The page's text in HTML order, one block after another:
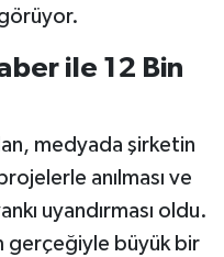
ile 12 Bin
medyada şirketin
anılması ve
uyandırması oldu.
gerçeğiyle büyük bir